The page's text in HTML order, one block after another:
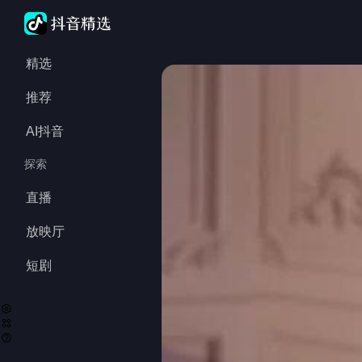
精选
推荐
AI抖音
探索
直播
放映厅
短剧